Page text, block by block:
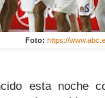
Foto: https://
esta noche